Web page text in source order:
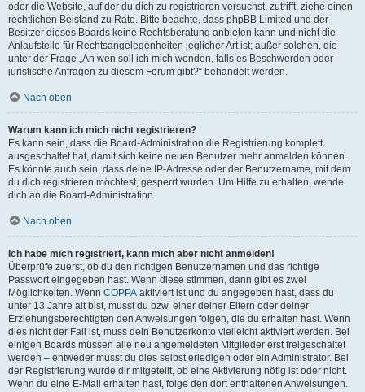
oder die Website, auf der du dich zu registrieren versuchst, zutrifft, ziehe einen
rechtlichen Beistand zu Rate. Bitte beachte, dass phpBB Limited und der
Besitzer dieses Boards keine Rechtsberatung anbieten kann und nicht die
Anlaufstelle für Rechtsangelegenheiten jeglicher Art ist; außer solchen, die
unter der Frage „An wen soll ich mich wenden, falls es Beschwerden oder
juristische Anfragen zu diesem Forum gibt?“ behandelt werden.
Nach oben
Warum kann ich mich nicht registrieren?
Es kann sein, dass die Board-Administration die Registrierung komplett
ausgeschaltet hat, damit sich keine neuen Benutzer mehr anmelden können.
Es könnte auch sein, dass deine IP-Adresse oder der Benutzername, mit dem
du dich registrieren möchtest, gesperrt wurden. Um Hilfe zu erhalten, wende
dich an die Board-Administration.
Nach oben
Ich habe mich registriert, kann mich aber nicht anmelden!
Überprüfe zuerst, ob du den richtigen Benutzernamen und das richtige
Passwort eingegeben hast. Wenn diese stimmen, dann gibt es zwei
Möglichkeiten. Wenn COPPA aktiviert ist und du angegeben hast, dass du
unter 13 Jahre alt bist, musst du bzw. einer deiner Eltern oder deiner
Erziehungsberechtigten den Anweisungen folgen, die du erhalten hast. Wenn
dies nicht der Fall ist, muss dein Benutzerkonto vielleicht aktiviert werden. Bei
einigen Boards müssen alle neu angemeldeten Mitglieder erst freigeschaltet
werden – entweder musst du dies selbst erledigen oder ein Administrator. Bei
der Registrierung wurde dir mitgeteilt, ob eine Aktivierung nötig ist oder nicht.
Wenn du eine E-Mail erhalten hast, folge den dort enthaltenen Anweisungen.